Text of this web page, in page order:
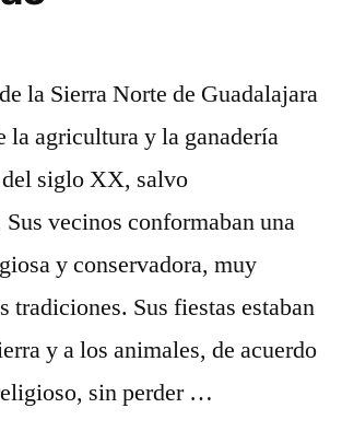
la Sierra Norte de Guadalajara
la agricultura y la ganadería
siglo XX, salvo
vecinos conformaban una
y conservadora, muy
tradiciones. Sus fiestas estaban
y a los animales, de acuerdo
sin perder …